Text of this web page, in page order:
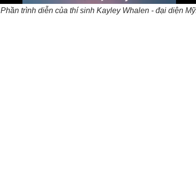
Phần trình diễn của thí sinh Kayley Whalen - đại diện